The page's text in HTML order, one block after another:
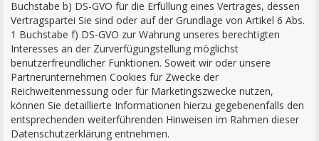
Buchstabe b) DS-GVO für die Erfüllung eines Vertrages, dessen
Vertragspartei Sie sind oder auf der Grundlage von Artikel 6 Abs.
1 Buchstabe f) DS-GVO zur Wahrung unseres berechtigten
Interesses an der Zurverfügungstellung möglichst
benutzerfreundlicher Funktionen. Soweit wir oder unsere
Partnerunternehmen Cookies für Zwecke der
Reichweitenmessung oder für Marketingszwecke nutzen,
können Sie detaillierte Informationen hierzu gegebenenfalls den
entsprechenden weiterführenden Hinweisen im Rahmen dieser
Datenschutzerklärung entnehmen.